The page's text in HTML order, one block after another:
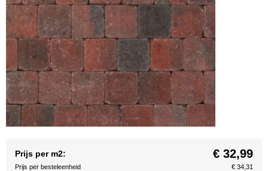
Prijs per m2: € 32,99
Prijs per besteleenheid € 34,31